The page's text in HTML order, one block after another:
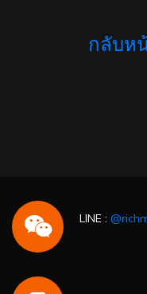
กลับห
LINE :